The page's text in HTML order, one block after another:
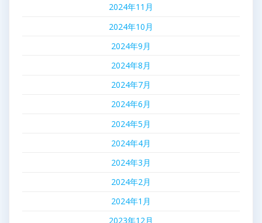
2024年11月
2024年10月
2024年9月
2024年8月
2024年7月
2024年6月
2024年5月
2024年4月
2024年3月
2024年2月
2024年1月
2023年12月